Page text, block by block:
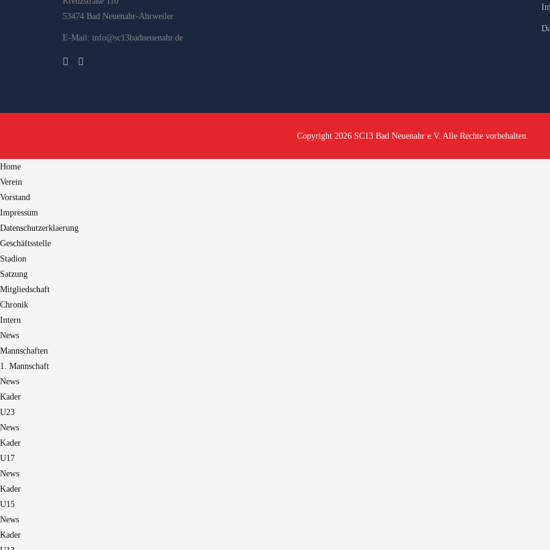
53474 Bad Neuenahr-Ahrweiler
E-Mail: info@sc13badneuenahr.de
Copyright 2026 SC13 Bad Neuenahr e.V. Alle Rechte vorbehalten.
Home
Verein
Vorstand
Impressum
Datenschutzerklaerung
Geschäftsstelle
Stadion
Satzung
Mitgliedschaft
Chronik
Intern
News
Mannschaften
1. Mannschaft
News
Kader
U23
News
Kader
U17
News
Kader
U15
News
Kader